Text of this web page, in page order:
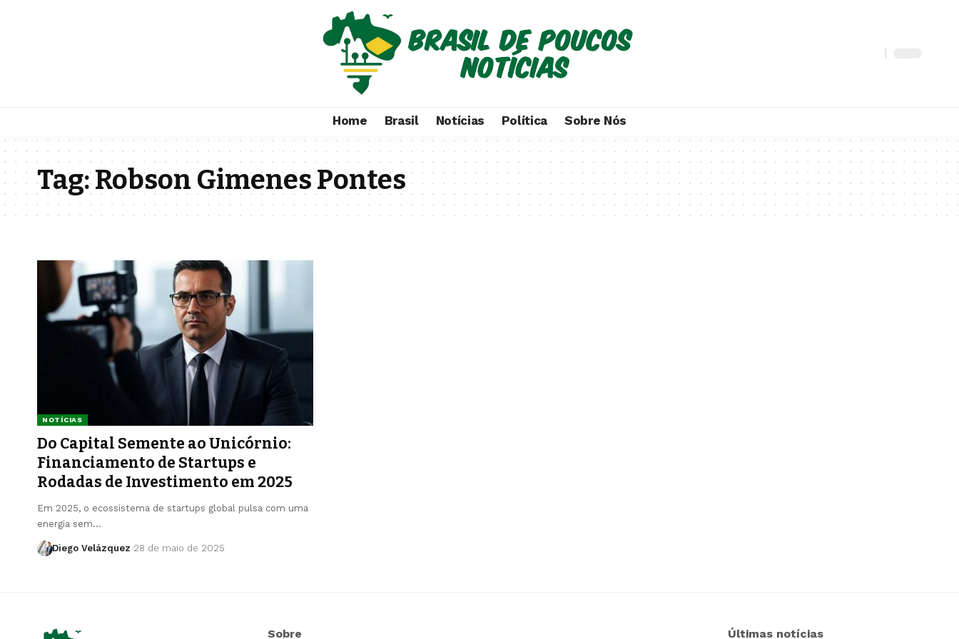
Home Brasil Notícias Política Sobre Nós
Tag:Robson Gimenes Pontes
NOTÍCIAS
Do Capital Semente ao Unicórnio:
Financiamento de Startups e
Rodadas de Investimento em 2025
Em 2025, o ecossistema de startups global pulsa com uma
energia sem…
Diego Velázquez 28 de maio de 2025
Sobre Últimas notícias